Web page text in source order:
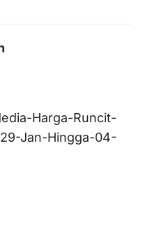
Harga-Runcit-
Jan-Hingga-04-